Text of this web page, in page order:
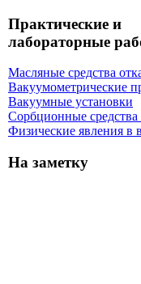
Практические и
лабораторные
Масляные средства
Вакуумометрические
Вакуумные установки
Сорбционные средства
Физические явления в
На заметку